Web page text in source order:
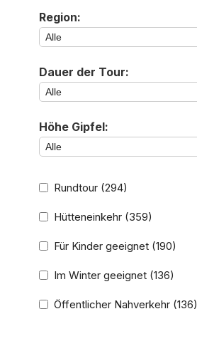
Region:
Dauer der Tour:
Höhe Gipfel:
Rundtour (294)
Hütteneinkehr (359)
Für Kinder geeignet (190)
Im Winter geeignet (136)
Öffentlicher Nahverkehr (136)